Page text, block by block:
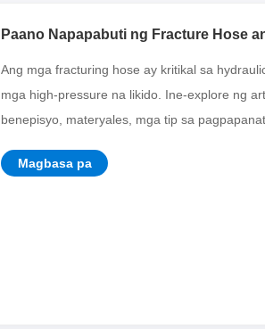
Paano Napapabuti ng Fracture Hose
Ang mga fracturing hose ay kritikal sa
mga high-pressure na likido. Ine-explore ng
benepisyo, materyales, mga tip sa
Magbasa pa